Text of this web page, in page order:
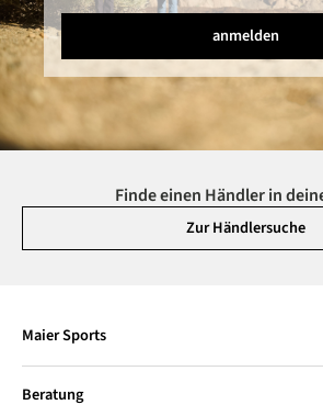
anmelden
Finde einen Händler in
Zur Händlersuche
Maier Sports
Beratung